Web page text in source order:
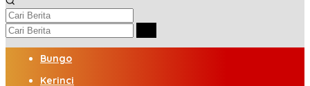
Bungo
Kerinci